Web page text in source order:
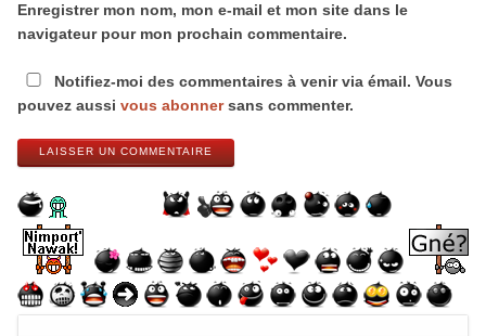
Enregistrer mon nom, mon e-mail et mon site dans le
navigateur pour mon prochain commentaire.
Notifiez-moi des commentaires à venir via émail. Vous
pouvez aussi vous abonnersans commenter.
LAISSER UN COMMENTAIRE